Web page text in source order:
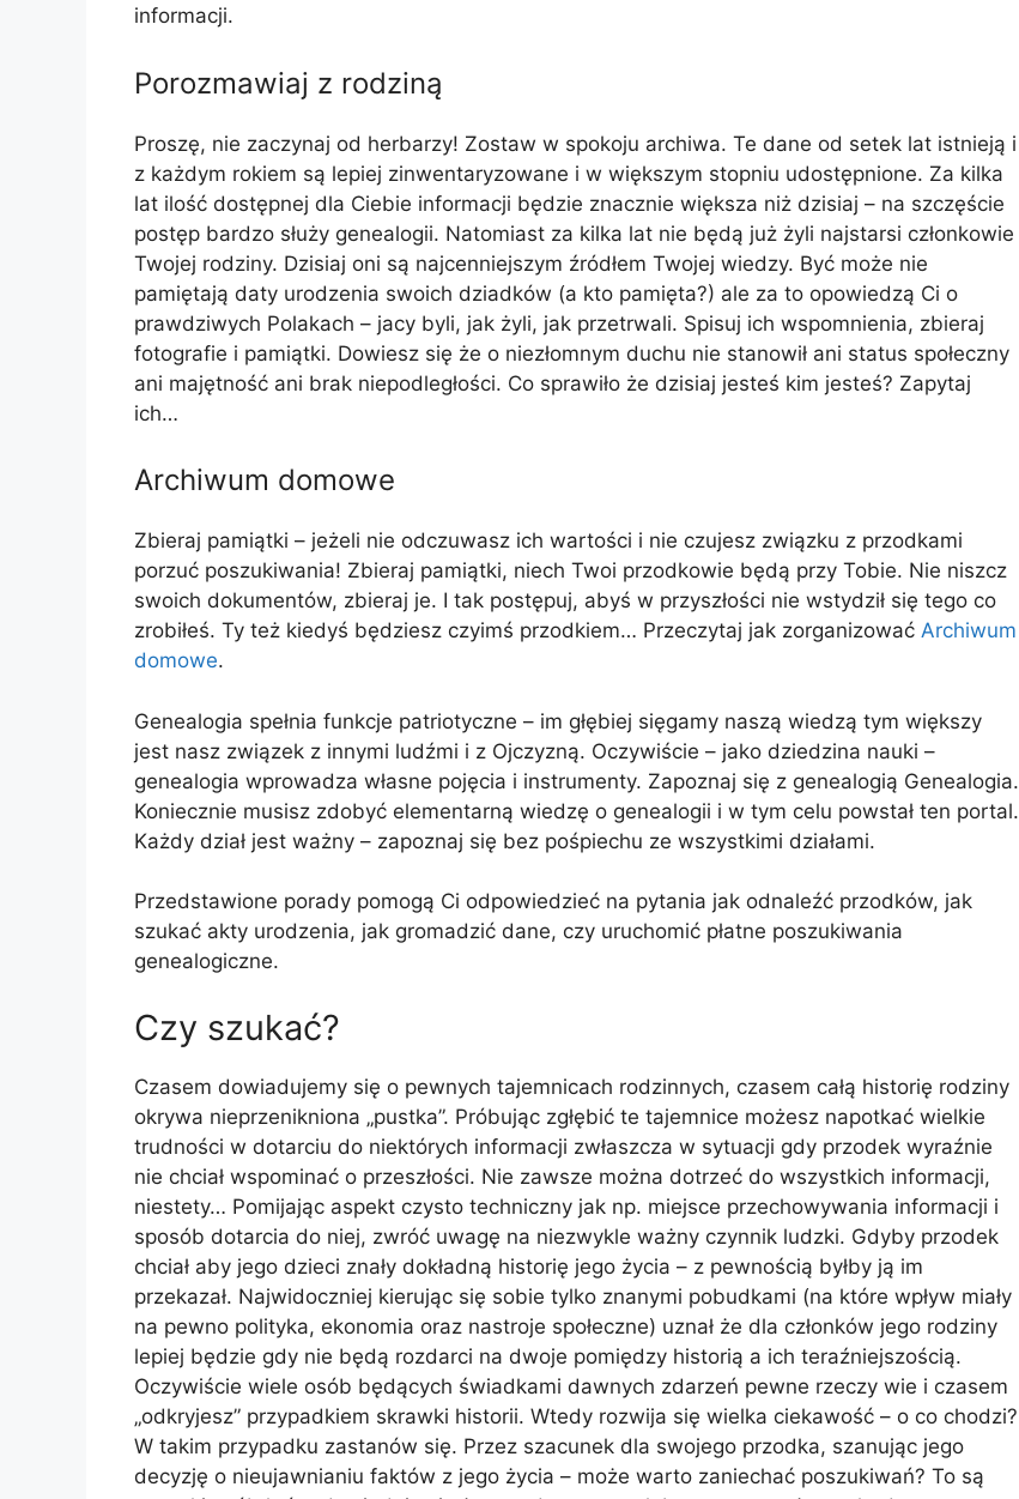
informacji.
Porozmawiaj z rodziną
Proszę, nie zaczynaj od herbarzy! Zostaw w spokoju archiwa. Te dane od setek lat istnieją i
z każdym rokiem są lepiej zinwentaryzowane i w większym stopniu udostępnione. Za kilka
lat ilość dostępnej dla Ciebie informacji będzie znacznie większa niż dzisiaj – na szczęście
postęp bardzo służy genealogii. Natomiast za kilka lat nie będą już żyli najstarsi członkowie
Twojej rodziny. Dzisiaj oni są najcenniejszym źródłem Twojej wiedzy. Być może nie
pamiętają daty urodzenia swoich dziadków (a kto pamięta?) ale za to opowiedzą Ci o
prawdziwych Polakach – jacy byli, jak żyli, jak przetrwali. Spisuj ich wspomnienia, zbieraj
fotografie i pamiątki. Dowiesz się że o niezłomnym duchu nie stanowił ani status społeczny
ani majętność ani brak niepodległości. Co sprawiło że dzisiaj jesteś kim jesteś? Zapytaj
ich…
Archiwum domowe
Zbieraj pamiątki – jeżeli nie odczuwasz ich wartości i nie czujesz związku z przodkami
porzuć poszukiwania! Zbieraj pamiątki, niech Twoi przodkowie będą przy Tobie. Nie niszcz
swoich dokumentów, zbieraj je. I tak postępuj, abyś w przyszłości nie wstydził się tego co
zrobiłeś. Ty też kiedyś będziesz czyimś przodkiem… Przeczytaj jak zorganizować Archiwum
domowe.
Genealogia spełnia funkcje patriotyczne – im głębiej sięgamy naszą wiedzą tym większy
jest nasz związek z innymi ludźmi i z Ojczyzną. Oczywiście – jako dziedzina nauki –
genealogia wprowadza własne pojęcia i instrumenty. Zapoznaj się z genealogią Genealogia.
Koniecznie musisz zdobyć elementarną wiedzę o genealogii i w tym celu powstał ten portal.
Każdy dział jest ważny – zapoznaj się bez pośpiechu ze wszystkimi działami.
Przedstawione porady pomogą Ci odpowiedzieć na pytania jak odnaleźć przodków, jak
szukać akty urodzenia, jak gromadzić dane, czy uruchomić płatne poszukiwania
genealogiczne.
Czy szukać?
Czasem dowiadujemy się o pewnych tajemnicach rodzinnych, czasem całą historię rodziny
okrywa nieprzenikniona „pustka”. Próbując zgłębić te tajemnice możesz napotkać wielkie
trudności w dotarciu do niektórych informacji zwłaszcza w sytuacji gdy przodek wyraźnie
nie chciał wspominać o przeszłości. Nie zawsze można dotrzeć do wszystkich informacji,
niestety… Pomijając aspekt czysto techniczny jak np. miejsce przechowywania informacji i
sposób dotarcia do niej, zwróć uwagę na niezwykle ważny czynnik ludzki. Gdyby przodek
chciał aby jego dzieci znały dokładną historię jego życia – z pewnością byłby ją im
przekazał. Najwidoczniej kierując się sobie tylko znanymi pobudkami (na które wpływ miały
na pewno polityka, ekonomia oraz nastroje społeczne) uznał że dla członków jego rodziny
lepiej będzie gdy nie będą rozdarci na dwoje pomiędzy historią a ich teraźniejszością.
Oczywiście wiele osób będących świadkami dawnych zdarzeń pewne rzeczy wie i czasem
„odkryjesz” przypadkiem skrawki historii. Wtedy rozwija się wielka ciekawość – o co chodzi?
W takim przypadku zastanów się. Przez szacunek dla swojego przodka, szanując jego
decyzję o nieujawnianiu faktów z jego życia – może warto zaniechać poszukiwań? To są